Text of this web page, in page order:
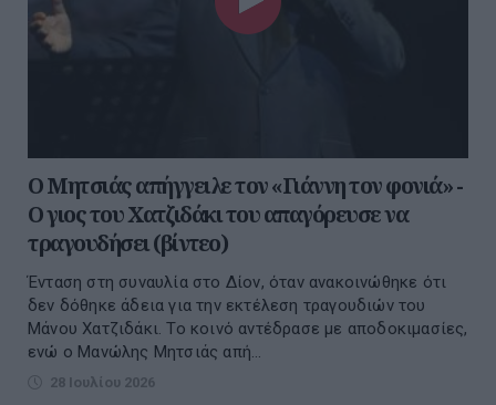
Ο Μητσιάς απήγγειλε τον «Γιάννη τον φονιά» -
Ο γιος του Χατζιδάκι του απαγόρευσε να
τραγουδήσει (βίντεο)
Ένταση στη συναυλία στο Δίον, όταν ανακοινώθηκε ότι
δεν δόθηκε άδεια για την εκτέλεση τραγουδιών του
Μάνου Χατζιδάκι. Το κοινό αντέδρασε με αποδοκιμασίες,
ενώ ο Μανώλης Μητσιάς απή...
28 Ιουλίου 2026